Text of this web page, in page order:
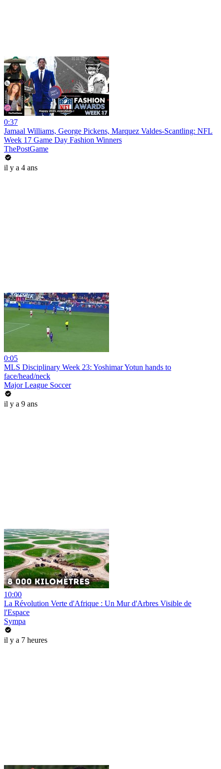
0:37
Jamaal Williams, George Pickens, Marquez Valdes-Scantling: NFL
Week 17 Game Day Fashion Winners
ThePostGame
il y a 4 ans
0:05
MLS Disciplinary Week 23: Yoshimar Yotun hands to
face/head/neck
Major League Soccer
il y a 9 ans
10:00
La Révolution Verte d'Afrique : Un Mur d'Arbres Visible de
l'Espace
Sympa
il y a 7 heures